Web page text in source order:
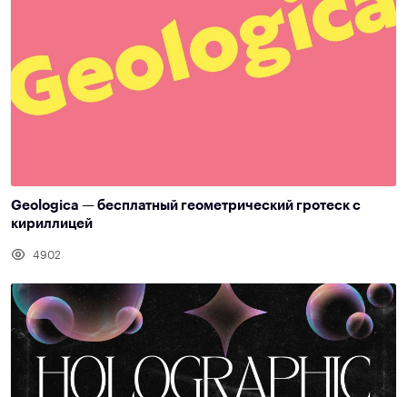
Geologica — бесплатный геометрический гротеск с
кириллицей
4902